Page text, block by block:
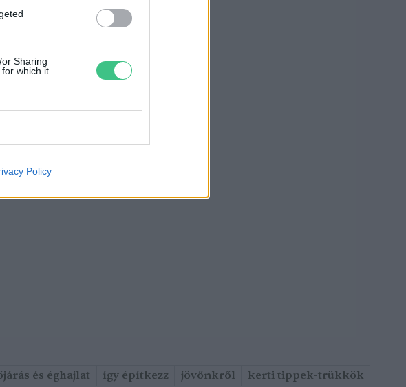
Sharing
which it
Policy
és éghajlat így építkezz jövőnkről kerti tippek-trükkök